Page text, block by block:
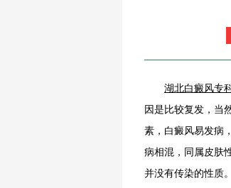
湖北白癜风专
因是比较复发，当
素，白癜风易发病
病相混，同属皮肤
并没有传染的性质